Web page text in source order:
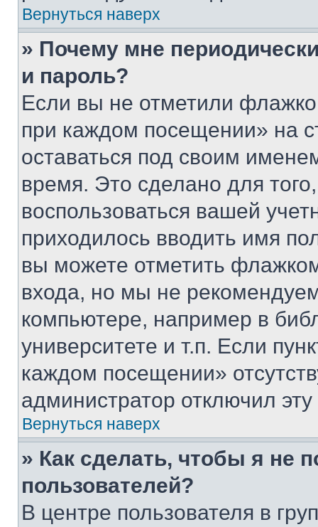
Вернуться наверх
» Почему мне
и пароль?
Если вы не отметили
при каждом посещении» на
оставаться под своим
время. Это сделано для
воспользоваться вашей
приходилось вводить имя
вы можете отметить
входа, но мы не
компьютере, например в
университете и т.п. Если
каждом посещении»
администратор отключил
Вернуться наверх
» Как сделать, чтобы я не
пользователей?
В центре пользователя в